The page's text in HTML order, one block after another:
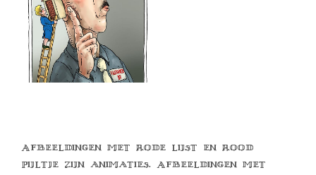
Afbeeldingen met rode lijst en rood
pijltje zijn animaties. Afbeeldingen met